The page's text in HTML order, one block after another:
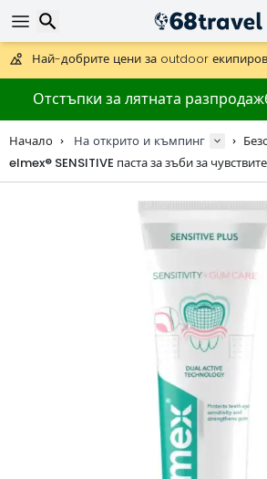
Предлага се и DHL Express за една нощ.
30 дни за връщане, 90 дни за дървени
Най-добрите цени за outdoor
Отстъпки за лятната
Начало На открито и къмпинг
elmex® SENSITIVE паста за зъби за
Търсене
Търсене